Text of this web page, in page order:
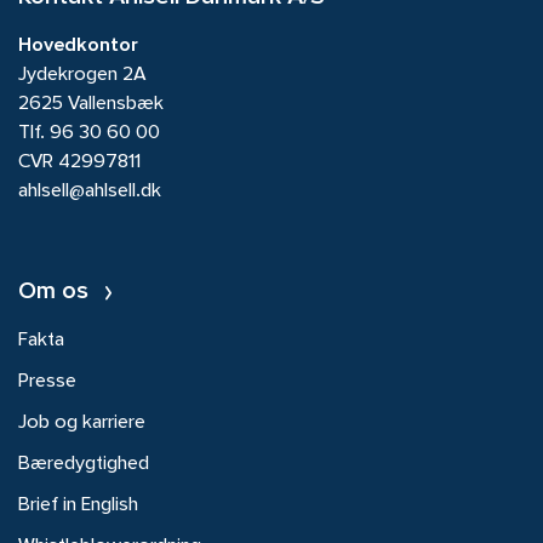
Hovedkontor
Jydekrogen 2A
2625 Vallensbæk
Tlf. 96 30 60 00
CVR 42997811
ahlsell@ahlsell.dk
Om os
Fakta
Presse
Job og karriere
Bæredygtighed
Brief in English